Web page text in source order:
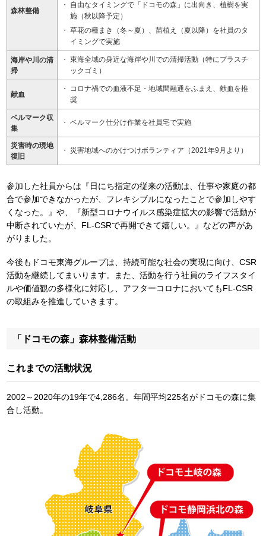
森林整備
自由なタイミングで「ドコモの森」に出向き、植樹を実
施（秋以降予定）
草花の種まき（冬～夏）、苗植え（夏以降）を社員のタ
イミングで実施
海岸や川の清
掃
東海全域の身近な海岸や川での清掃活動（特にプラスチ
ックゴミ）
献血
コロナ禍での血液不足・地域間融通をふまえ、献血を推
奨
ベルマーク収
集
ベルマーク仕分け作業を社員宅で実施
災害時の現地
復旧
災害地域へのかけつけボランティア（2021年9月より）
参加した社員からは『日にち指定の従来の活動は、仕事や家庭の都
合で参加できなかったが、フレキシブルになったことで参加しやす
くなった。』や、『新型コロナウイルス感染症拡大の影響で活動が
中断されていたが、FL-CSRで再開できて嬉しい。』などの声があ
がりました。
今後もドコモ東海グループは、持続可能な社会の実現に向け、CSR
活動を継続してまいります。また、活動を行う社員のライフスタイ
ルや価値観の多様化に対応し、アフターコロナにおいてもFL-CSR
の取組みを推進していきます。
「ドコモの森」森林整備活動
これまでの活動状況
2002～2020年の19年で4,286名。年間平均225名がドコモの森に集
合し活動。